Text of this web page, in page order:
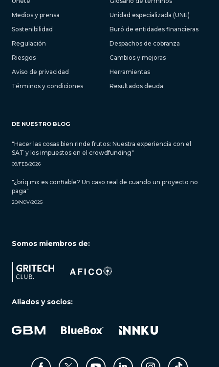
Medios y prensa
Sostenibilidad
Regulación
Riesgos
Aviso de privacidad
Términos y condiciones
Unidad especializada (UNE)
Buró de entidades financieras
Despachos de cobranza
Cambios y mejoras
Herramientas
Resultados deuda
DE NUESTRO BLOG
"Hacer las cosas bien rinde frutos: Nuestra experiencia con el
SAT y los impuestos en el crowdfunding"
09/FEB/2026
"¿briq.mx es confiable? Un caso real de cuando un proyecto no
paga"
20/NOV/2025
Somos miembros de:
Aliados y socios: